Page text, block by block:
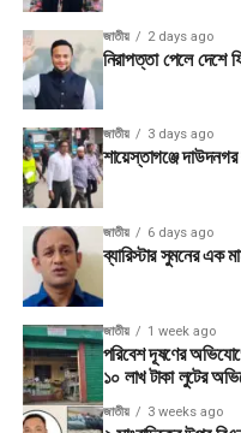
জাতীয় 2 days ago
নিরাপত্তা পেলে দেশে
জাতীয় 3 days ago
শায়েস্তাগঞ্জে
জাতীয় 6 days ago
ব্যারিস্টার সুমনের এক
জাতীয় 1 week ago
পরিবেশ দূষণের
১০ লাখ টাকা লুটের
জাতীয় 3 weeks ago